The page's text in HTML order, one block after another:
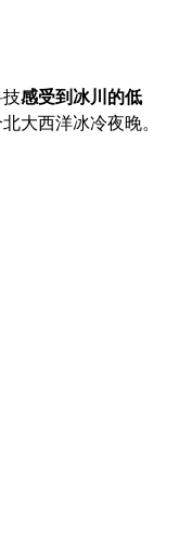
感受到冰川的低
大西洋冰冷夜晚。